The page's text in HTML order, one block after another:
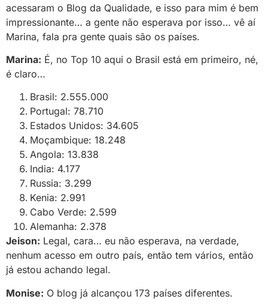
acessaram o Blog da Qualidade, e isso para mim é bem
impressionante… a gente não esperava por isso… vê aí
Marina, fala pra gente quais são os países.
Marina: É, no Top 10 aqui o Brasil está em primeiro, né,
é claro…
Brasil: 2.555.000
Portugal: 78.710
Estados Unidos: 34.605
Moçambique: 18.248
Angola: 13.838
India: 4.177
Russia: 3.299
Kenia: 2.991
Cabo Verde: 2.599
Alemanha: 2.378
Jeison: Legal, cara… eu não esperava, na verdade,
nenhum acesso em outro país, então tem vários, então
já estou achando legal.
Monise: O blog já alcançou 173 países diferentes.